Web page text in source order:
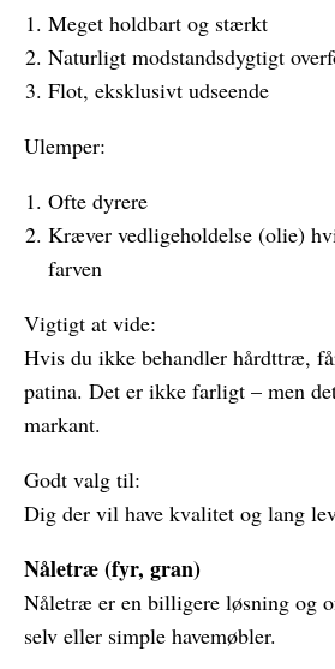
Meget holdbart og stærkt
Naturligt modstandsdygtigt
Flot, eksklusivt udseende
Ulemper:
Ofte dyrere
Kræver vedligeholdelse (olie)
farven
Vigtigt at vide:
Hvis du ikke behandler hårdttræ,
patina. Det er ikke farligt – men
markant.
Godt valg til:
Dig der vil have kvalitet og lang
Nåletræ (fyr, gran)
Nåletræ er en billigere løsning og
selv eller simple havemøbler.